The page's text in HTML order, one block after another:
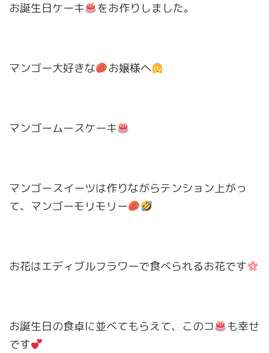
お誕生日ケーキ
をお作りしました。
マンゴー大好きな お嬢様へ
マンゴームースケーキ
マンゴースイーツは作りながらテンション上がっ
て、マンゴーモリモリー
お花はエディブルフラワーで食べられるお花です
お誕生日の食卓に並べてもらえて、このコ
も幸せ
です